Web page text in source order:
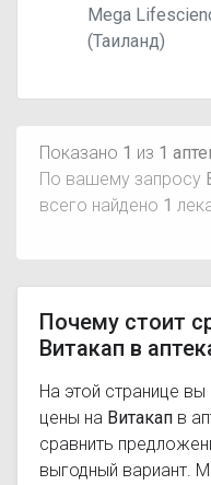
Mega
(Таиланд)
Показано 1 из 1
По вашему запросу
всего найдено 1
Почему стоит
Витакап в
На этой странице
цены на Витакап в
сравнить
выгодный вариант.